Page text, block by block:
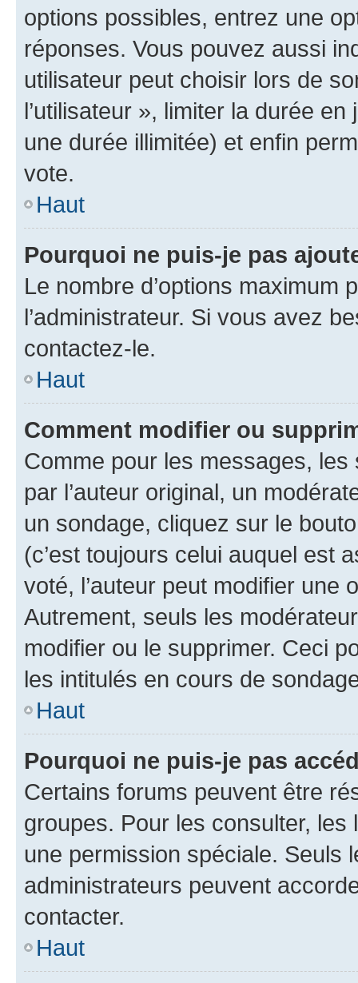
options possibles, entrez une
réponses. Vous pouvez aussi
utilisateur peut choisir lors de
l’utilisateur », limiter la durée
une durée illimitée) et enfin
vote.
Haut
Pourquoi ne puis-je pas
Le nombre d’options maximum
l’administrateur. Si vous avez
contactez-le.
Haut
Comment modifier ou
Comme pour les messages,
par l’auteur original, un
un sondage, cliquez sur le
(c’est toujours celui auquel est
voté, l’auteur peut modifier une
Autrement, seuls les
modifier ou le supprimer. Ceci
les intitulés en cours de
Haut
Pourquoi ne puis-je pas
Certains forums peuvent être
groupes. Pour les consulter,
une permission spéciale. Seuls
administrateurs peuvent
contacter.
Haut